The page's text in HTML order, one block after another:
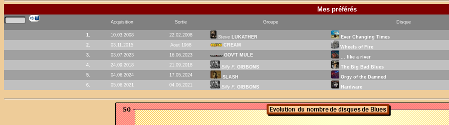
Mes préférés
Acquisition Sortie Groupe Disque
1. 10.03.2008 22.02.2008 Steve LUKATHER Ever Changing Times
2.
03.11.2015 Aout 1968 CREAM Wheels of Fire
3.
03.07.2023 16.06.2023 GOV'T MULE ... like a river
4.
24.09.2018 21.09.2018 Billy F. GIBBONS The Big Bad Blues
5.
04.06.2024 17.05.2024 SLASH Orgy of the Damned
6.
05.06.2021 04.06.2021 Billy F. GIBBONS Hardware